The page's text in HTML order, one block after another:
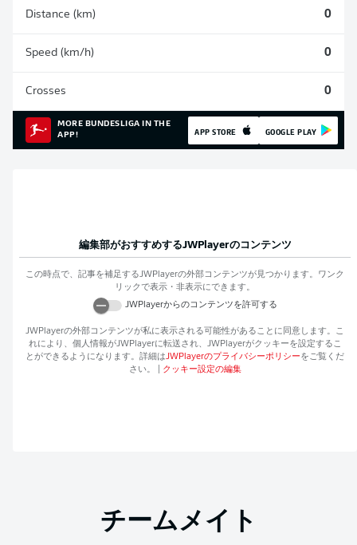
Distance (km) 0
Speed (km/h) 0
Crosses 0
MORE BUNDESLIGA IN THE
APP!
APP STORE GOOGLE PLAY
編集部がおすすめするJWPlayerのコンテンツ
この時点で、記事を補足するJWPlayerの外部コンテンツが見つかります。ワンク
リックで表示・非表示にできます。
JWPlayerからのコンテンツを許可する
JWPlayerの外部コンテンツが私に表示される可能性があることに同意します。こ
れにより、個人情報がJWPlayerに転送され、 JWPlayerがクッキーを設定するこ
とができるようになります。詳細はJWPlayerのプライバシーポリシーをご覧くだ
さい。
クッキー設定の編集
チームメイト